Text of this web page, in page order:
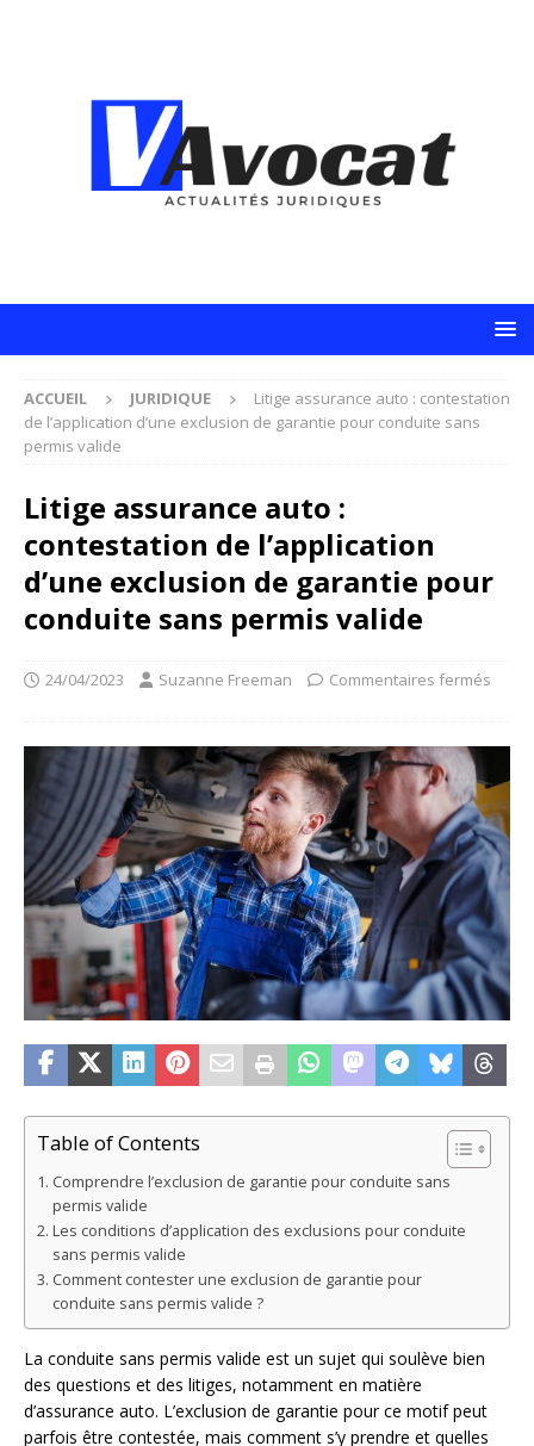
ACCUEIL JURIDIQUE
Litige assurance auto : contestation
de l’application d’une exclusion de garantie pour conduite sans
permis valide
Litige assurance auto :
contestation de l’application
d’une exclusion de garantie pour
conduite sans permis valide
24/04/2023 Suzanne Freeman Commentaires fermés
Table of Contents
Comprendre l’exclusion de garantie pour conduite sans
permis valide
Les conditions d’application des exclusions pour conduite
sans permis valide
Comment contester une exclusion de garantie pour
conduite sans permis valide ?
La conduite sans permis valide est un sujet qui soulève bien
des questions et des litiges, notamment en matière
d’assurance auto. L’exclusion de garantie pour ce motif peut
parfois être contestée, mais comment s’y prendre et quelles